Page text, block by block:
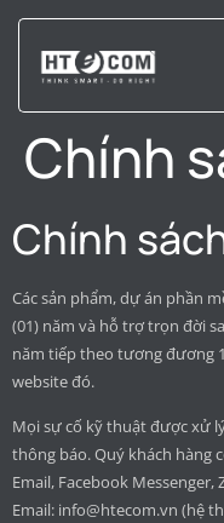
Chính
Chính
Các sản phẩm, dự án phần
(01) năm và hỗ trợ trọn đời
năm tiếp theo tương đương
website đó.
Mọi sự cố kỹ thuật được xử
thông báo. Quý khách hàng
Email, Facebook Messenger,
Email: info@htecom.vn (hệ